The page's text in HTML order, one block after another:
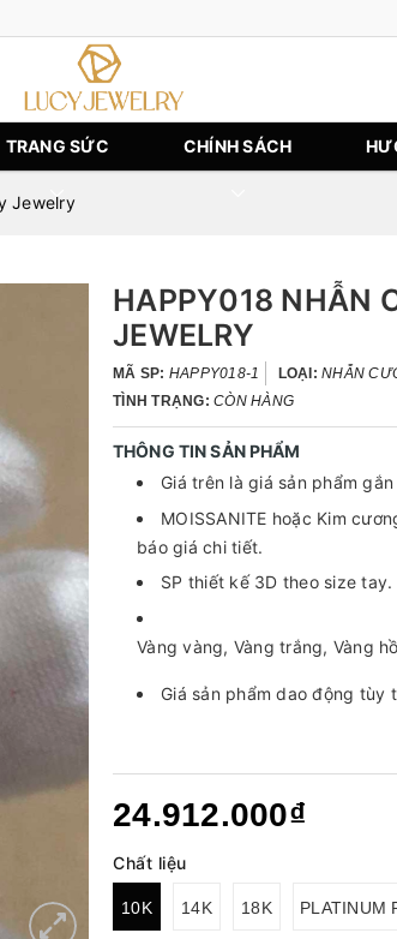
TRANG SỨC CHÍNH SÁCH
Jewelry
HAPPY018 NHẪN
JEWELRY
MÃ SP: HAPPY018-1 LOẠI: NHẪN
TÌNH TRẠNG: CÒN HÀNG
THÔNG TIN SẢN PHẨM
Giá trên là giá sản phẩm
MOISSANITE hoặc Kim
báo giá chi tiết.
SP thiết kế 3D theo size
Vàng vàng, Vàng trắng, Vàng
Giá sản phẩm dao động
24.912.000₫
Chất liệu
10K 14K 18K PLATINUM